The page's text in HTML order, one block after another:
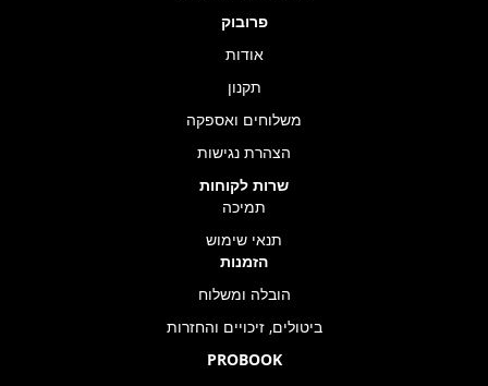
פרובוק
אודות
תקנון
משלוחים ואספקה
הצהרת נגישות
שרות לקוחות
תמיכה
תנאי שימוש
הזמנות
הובלה ומשלוח
ביטולים, זיכויים והחזרות
PROBOOK